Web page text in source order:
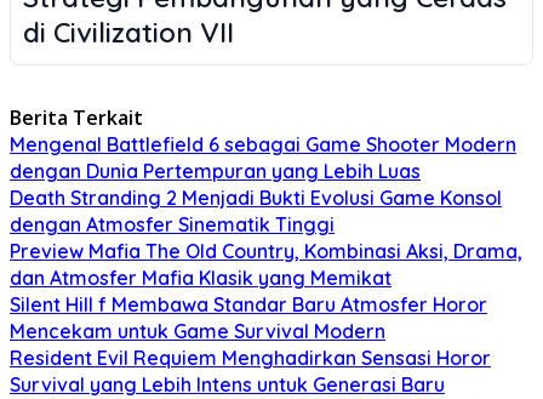
di Civilization VII
Pondasi peradaban yang kuat terletak pada strategi
pemilihan teknologi, dan penempatan kota merupakan
faktor-faktor krusial. Di Civilization VII, eksplorasi awal
sangat penting. Segera kirimkan pemukim untuk
menemukan lokasi strategis dengan sumber daya
berlimpah seperti tambang emas, lahan pertanian subur,
dan sumber energi. Membangun kota di dekat sungai
memberikan bonus produksi dan makanan yang
signifikan, mempercepat pertumbuhan populasi dan
perkembangan teknologi.
Memilih Teknologi yang Tepat
Pohon teknologi di Civilization VII menawarkan berbagai
pilihan yang akan mempengaruhi arah perkembangan
Berita Terkait
Mengenal Battlefield 6 sebagai Game Shooter Modern
dengan Dunia Pertempuran yang Lebih Luas
Death Stranding 2 Menjadi Bukti Evolusi Game Konsol
dengan Atmosfer Sinematik Tinggi
Preview Mafia The Old Country, Kombinasi Aksi, Drama,
dan Atmosfer Mafia Klasik yang Memikat
Silent Hill f Membawa Standar Baru Atmosfer Horor
Mencekam untuk Game Survival Modern
Resident Evil Requiem Menghadirkan Sensasi Horor
Survival yang Lebih Intens untuk Generasi Baru